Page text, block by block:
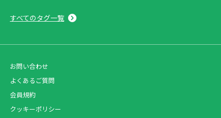
すべてのタグ一覧
お問い合わせ
よくあるご質問
会員規約
クッキーポリシー